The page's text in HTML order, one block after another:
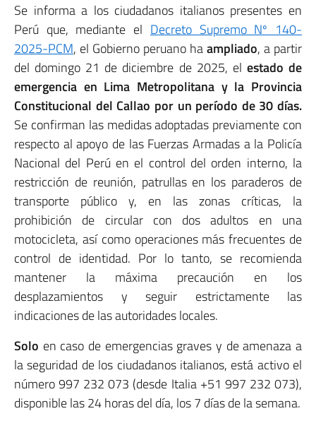
Se informa a los ciudadanos italianos presentes en
Perú que, mediante el Decreto Supremo Nº 140-
2025-PCM, el Gobierno peruano haampliado, a partir
del domingo 21 de diciembre de 2025, el estado de
emergencia en Lima Metropolitana y la Provincia
Constitucional del Callao por un período de 30 días.
Se confirman las medidas adoptadas previamente con
respecto al apoyo de las Fuerzas Armadas a la Policía
Nacional del Perú en el control del orden interno, la
restricción de reunión, patrullas en los paraderos de
transporte público y, en las zonas críticas, la
prohibición de circular con dos adultos en una
motocicleta, así como operaciones más frecuentes de
control de identidad. Por lo tanto, se recomienda
mantener la máxima precaución en los
desplazamientos y seguir estrictamente las
indicaciones de las autoridades locales.
Solo en caso de emergencias graves y de amenaza a
la seguridad de los ciudadanos italianos, está activo el
número 997 232 073 (desde Italia +51 997 232 073),
disponible las 24 horas del día, los 7 días de la semana.